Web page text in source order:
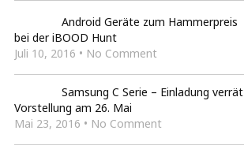
Android Geräte zum Hammerpreis
bei der iBOOD Hunt
Juli 10, 2016 • No Comment
Samsung C Serie – Einladung verrät
Vorstellung am 26. Mai
Mai 23, 2016 • No Comment